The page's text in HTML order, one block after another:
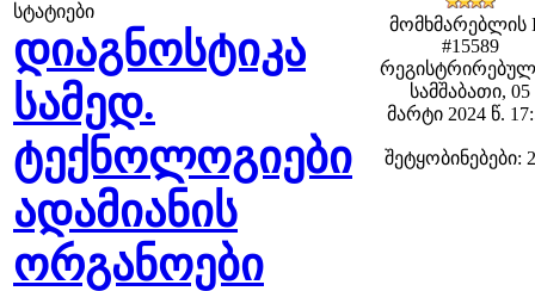
სტატიები
დიაგნოსტიკა
სამედ.
ტექნოლოგიები
ადამიანის
ორგანოები
მომხმარებლის
#15589
სამშაბათი, 05
მარტი 2024 წ.
შეტყობინებები: